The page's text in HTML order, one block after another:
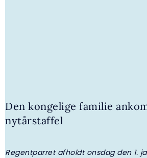
Den kongelige familie
nytårstaffel
Regentparret afholdt onsdag den 1.
H.K.H. Prinsesse Benedikte